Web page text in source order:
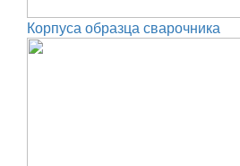
Корпуса образца сварочника